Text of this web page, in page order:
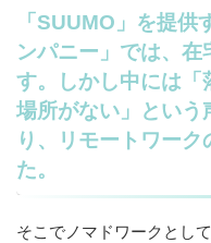
「SUUMO」を提供
ンパニー」では、在
す。しかし中には「
場所がない」という
り、リモートワー
た。
そこでノマドワークとし